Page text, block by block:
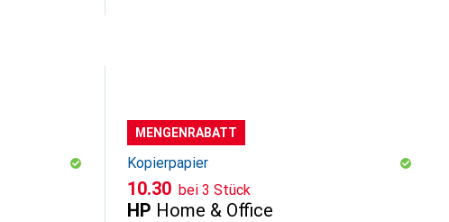
MENGENRABATT
Kopierpapier
CHF
10.30 bei 3 Stück
HP Home & Office